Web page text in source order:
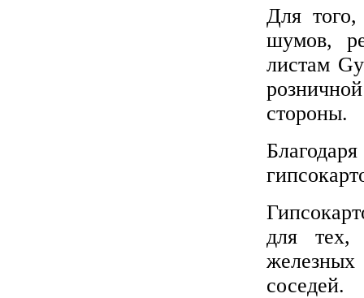
Для
шумов,
листам
стороны.
для тех,
соседей.